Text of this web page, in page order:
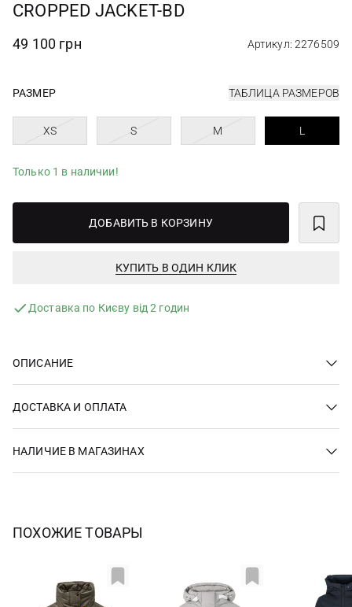
CROPPED JACKET-BD
49 100 грн Артикул: 2276509
РАЗМЕР ТАБЛИЦА РАЗМЕРОВ
XS S M L
Только 1 в наличии!
ДОБАВИТЬ В КОРЗИНУ
КУПИТЬ В ОДИН КЛИК
Доставка по Києву від 2 годин
ОПИСАНИЕ
ДОСТАВКА И ОПЛАТА
НАЛИЧИЕ В МАГАЗИНАХ
ПОХОЖИЕ ТОВАРЫ